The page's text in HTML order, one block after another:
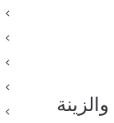
والزينة